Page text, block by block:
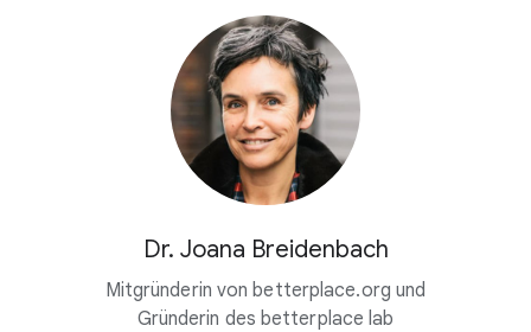
Dr. Joana Breidenbach
Mitgründerin von betterplace.org und
Gründerin des betterplace lab